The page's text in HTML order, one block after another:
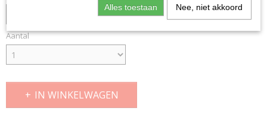
Aantal
IN WINKELWAGEN
Alles toestaan Nee, niet akkoord